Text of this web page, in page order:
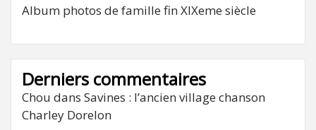
Album photos de famille fin XIXeme siècle
Derniers commentaires
Chou dans Savines : l’ancien village chanson
Charley Dorelon